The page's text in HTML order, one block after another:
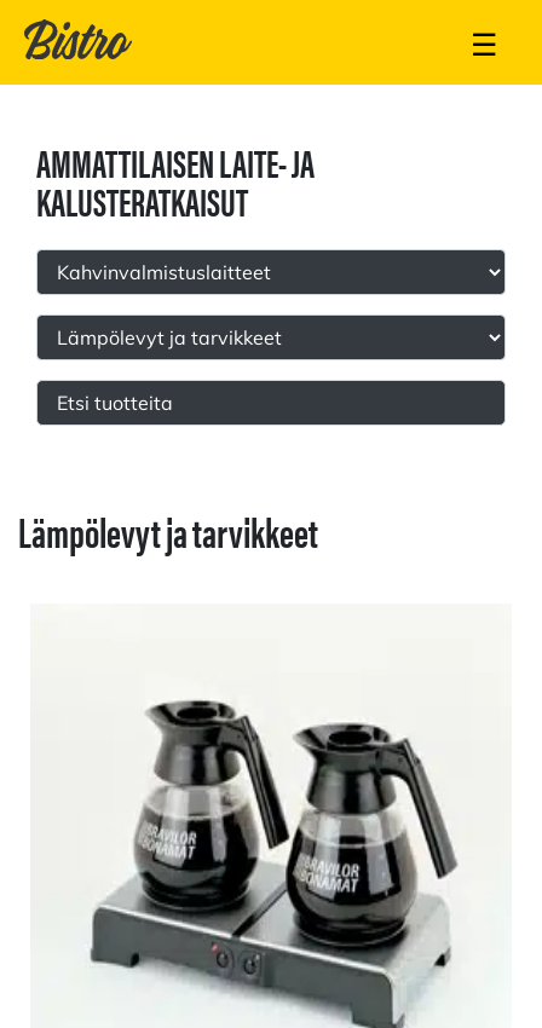
☰
AMMATTILAISEN LAITE- JA
KALUSTERATKAISUT
Lämpölevyt ja tarvikkeet